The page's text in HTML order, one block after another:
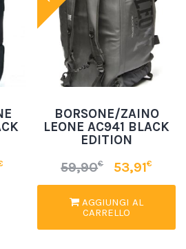
BORSONE/ZAINO
LEONE AC941 BLACK
EDITION
59,90€ 53,91€
AGGIUNGI AL
CARRELLO